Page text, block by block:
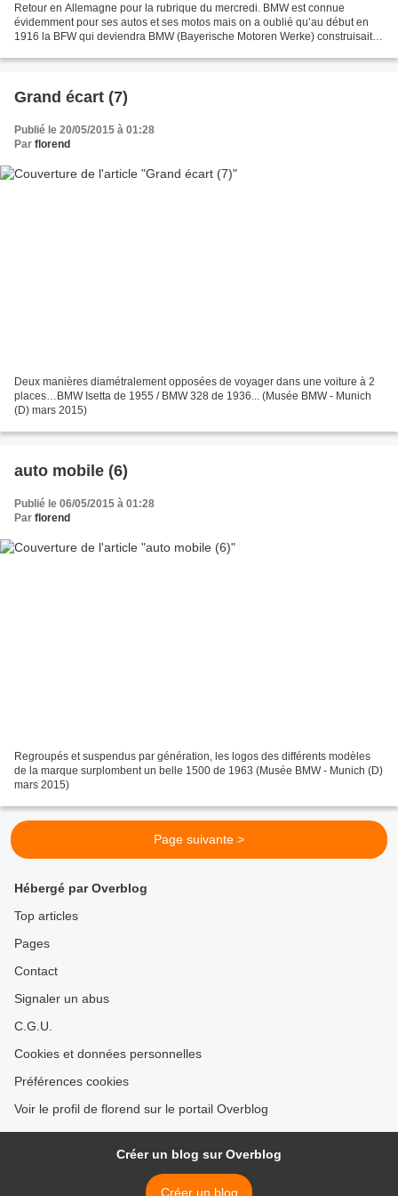
Retour en Allemagne pour la rubrique du mercredi. BMW est connue
évidemment pour ses autos et ses motos mais on a oublié qu’au début en
1916 la BFW qui deviendra BMW (Bayerische Motoren Werke) construisait
Grand écart (7)
Publié le 20/05/2015 à 01:28
Par florend
Deux manières diamétralement opposées de voyager dans une voiture à 2
places…BMW Isetta de 1955 / BMW 328 de 1936... (Musée BMW - Munich
(D) mars 2015)
auto mobile (6)
Publié le 06/05/2015 à 01:28
Par florend
Regroupés et suspendus par génération, les logos des différents modèles
de la marque surplombent un belle 1500 de 1963 (Musée BMW - Munich (D)
mars 2015)
Page suivante >
Hébergé par Overblog
Top articles
Pages
Contact
Signaler un abus
C.G.U.
Cookies et données personnelles
Préférences cookies
Voir le profil de florend sur le portail Overblog
Créer un blog sur Overblog
Créer un blog